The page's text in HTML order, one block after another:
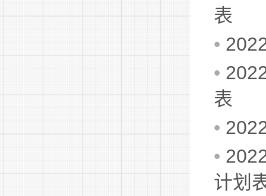
表
•
•
表
•
•
计划